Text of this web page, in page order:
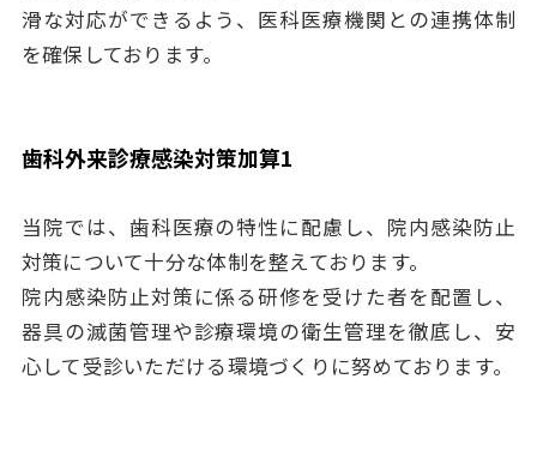
滑な対応ができるよう、医科医療機関との連携体制
を確保しております。
歯科外来診療感染対策加算1
当院では、歯科医療の特性に配慮し、院内感染防止
対策について十分な体制を整えております。
院内感染防止対策に係る研修を受けた者を配置し、
器具の滅菌管理や診療環境の衛生管理を徹底し、安
心して受診いただける環境づくりに努めております。